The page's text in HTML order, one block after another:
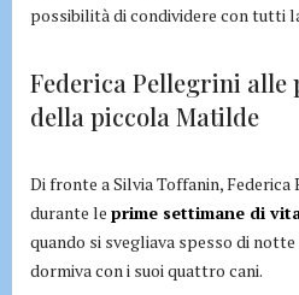
possibilità di condividere con tutti
Federica Pellegrini alle
della piccola Matilde
Di fronte a Silvia Toffanin,
durante le prime settimane di
quando si svegliava spesso di
dormiva con i suoi quattro cani.